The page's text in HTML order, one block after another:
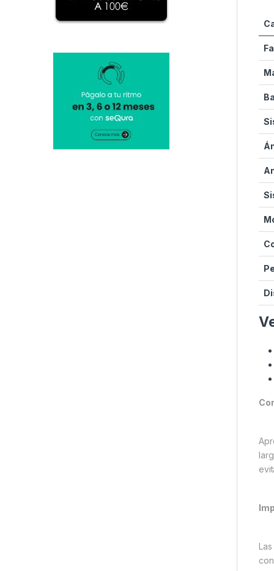
Las